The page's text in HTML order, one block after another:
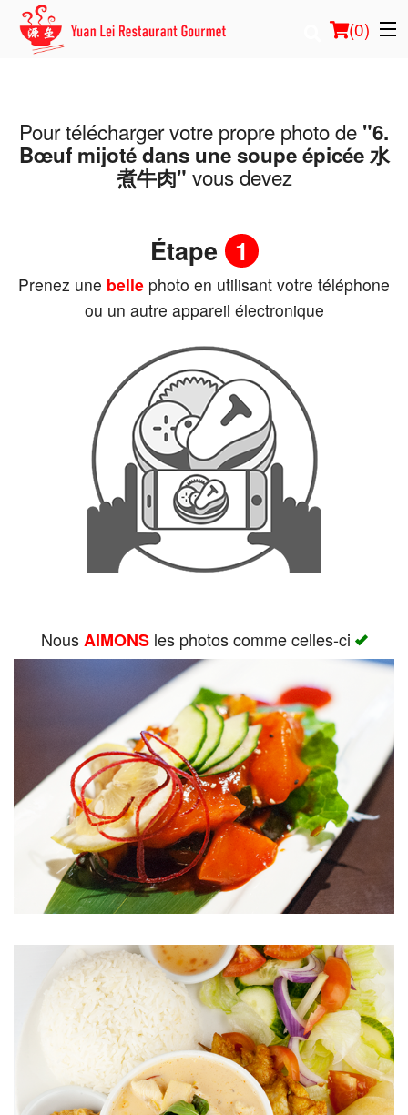
(0)
Commander en ligne
Rechercher
Pour télécharger votre propre photo de "6.
Bœuf mijoté dans une soupe épicée 水
煮牛肉" vous devez
Étape 1
Prenez une belle photo en utilisant votre téléphone
ou un autre appareil électronique
NousAIMONSles photos comme celles-ci